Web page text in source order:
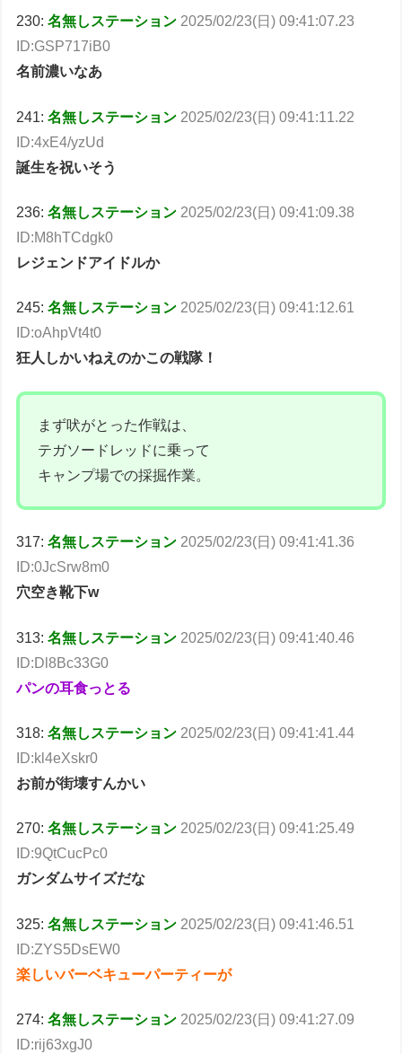
230:名無しステーション 2025/02/23(日) 09:41:07.23
ID:GSP717iB0
名前濃いなあ
241:名無しステーション 2025/02/23(日) 09:41:11.22
ID:4xE4/yzUd
誕生を祝いそう
236:名無しステーション 2025/02/23(日) 09:41:09.38
ID:M8hTCdgk0
レジェンドアイドルか
245:名無しステーション 2025/02/23(日) 09:41:12.61
ID:oAhpVt4t0
狂人しかいねえのかこの戦隊！
まず吠がとった作戦は、
テガソードレッドに乗って
キャンプ場での採掘作業。
317:名無しステーション 2025/02/23(日) 09:41:41.36
ID:0JcSrw8m0
穴空き靴下w
313:名無しステーション 2025/02/23(日) 09:41:40.46
ID:Dl8Bc33G0
パンの耳食っとる
318:名無しステーション 2025/02/23(日) 09:41:41.44
ID:kl4eXskr0
お前が街壊すんかい
270:名無しステーション 2025/02/23(日) 09:41:25.49
ID:9QtCucPc0
ガンダムサイズだな
325:名無しステーション 2025/02/23(日) 09:41:46.51
ID:ZYS5DsEW0
楽しいバーベキューパーティーが
274:名無しステーション 2025/02/23(日) 09:41:27.09
ID:rij63xgJ0